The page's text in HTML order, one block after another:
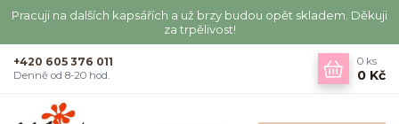
Pracuji na dalších kapsářích a už brzy budou opět skladem. Děkuji
za trpělivost!
+420 605 376 011
Denně od 8-20 hod.
0 ks
0 Kč